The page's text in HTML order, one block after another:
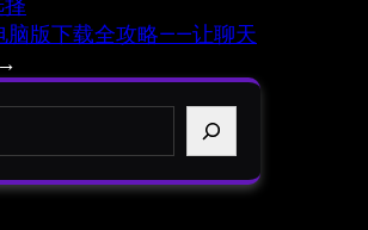
脑版下载全攻略——让聊天
→